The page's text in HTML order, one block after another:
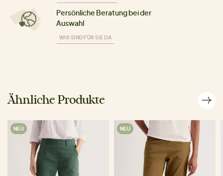
Persönliche Beratung bei der
Auswahl
WIR SIND FÜR SIE DA
Ähnliche Produkte
NEU NEU